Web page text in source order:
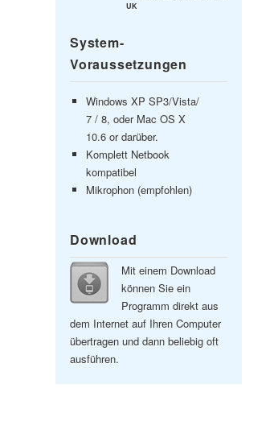
UK
System-
Voraussetzungen
Windows XP SP3/Vista/
7 / 8, oder Mac OS X
10.6 or darüber.
Komplett Netbook
kompatibel
Mikrophon (empfohlen)
Download
Mit einem Download
können Sie ein
Programm direkt aus
dem Internet auf Ihren Computer
übertragen und dann beliebig oft
ausführen.